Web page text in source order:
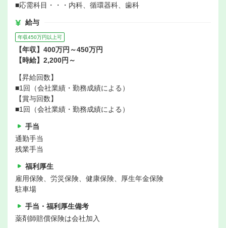
■応需科目・・・内科、循環器科、歯科
給与
年収450万円以上可
【年収】400万円～450万円
【時給】2,200円～
【昇給回数】
■1回（会社業績・勤務成績による）
【賞与回数】
■1回（会社業績・勤務成績による）
手当
通勤手当
残業手当
福利厚生
雇用保険、労災保険、健康保険、厚生年金保険
駐車場
手当・福利厚生備考
薬剤師賠償保険は会社加入